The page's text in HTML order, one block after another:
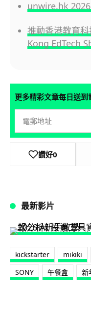
unwire.hk
推動香港教育
Kong EdTech
更多精彩文章每日送到
讚好0
最新影片
kickstarter mikiki
SONY
午餐盒 新